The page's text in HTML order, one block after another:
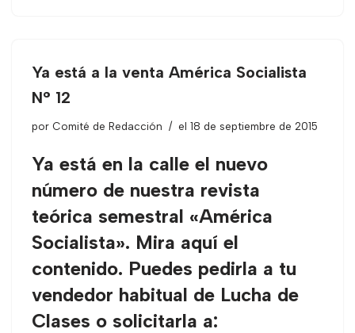
Ya está a la venta América Socialista
N° 12
por Comité de Redacción el 18 de septiembre de 2015
Ya está en la calle el nuevo
número de nuestra revista
teórica semestral «América
Socialista». Mira aquí el
contenido. Puedes pedirla a tu
vendedor habitual de Lucha de
Clases o solicitarla a: